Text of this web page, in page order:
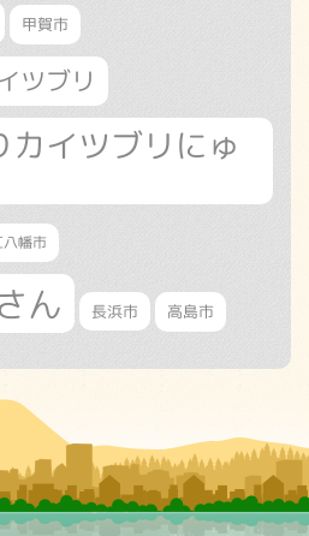
甲賀市
ツブリ
イツブリにゅ
八幡市
ん 長浜市 高島市